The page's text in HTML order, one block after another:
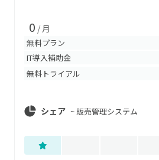
0 / 月
無料プラン
IT導入補助金
無料トライアル
シェア ~ 販売管理システム